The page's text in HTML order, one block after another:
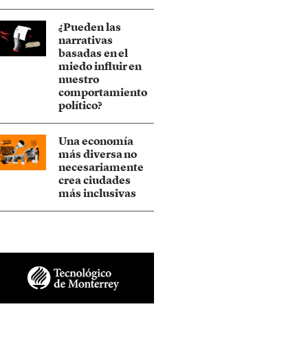
¿Pueden las
narrativas
basadas en el
miedo influir en
nuestro
comportamiento
político?
Una economía
más diversa no
necesariamente
crea ciudades
más inclusivas